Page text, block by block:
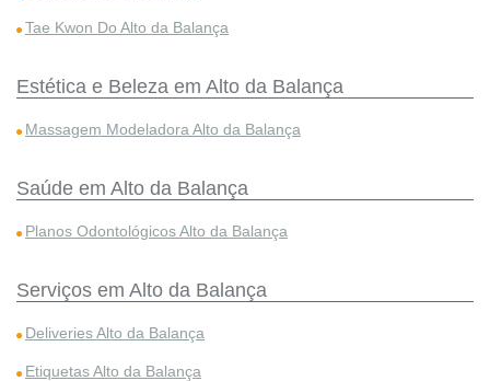
Tae Kwon Do Alto da Balança
Estética e Beleza em Alto da Balança
Massagem Modeladora Alto da Balança
Saúde em Alto da Balança
Planos Odontológicos Alto da Balança
Serviços em Alto da Balança
Deliveries Alto da Balança
Etiquetas Alto da Balança